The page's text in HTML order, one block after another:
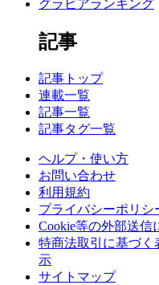
グラビアランキング
記事
記事トップ
連載一覧
記事一覧
記事タグ一覧
ヘルプ・使い方
お問い合わせ
利用規約
プライバシーポリシ
Cookie等の外部送信
特商法取引に基づく
示
サイトマップ